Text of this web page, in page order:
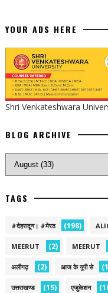
YOUR ADS HERE
Shri Venkateshwara
BLOG ARCHIVE
TAGS
#देहरादून। #मेरठ (198)
MEERUT (2) MEERUT
अलीगढ़ (2) आज के यूपी से
उत्तराखण्ड (15) एजुकेशन